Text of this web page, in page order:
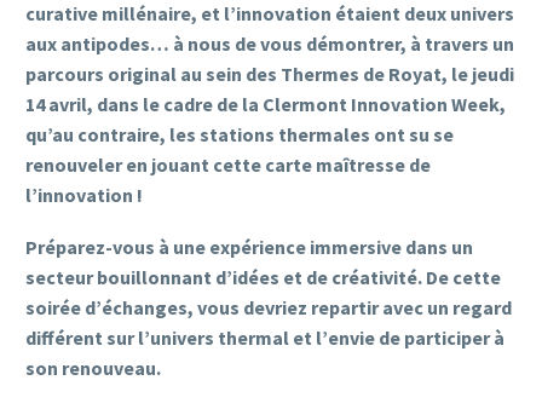
curative millénaire, et l’innovation étaient deux univers
aux antipodes… à nous de vous démontrer, à travers un
parcours original au sein des Thermes de Royat, le jeudi
14 avril, dans le cadre de la Clermont Innovation Week,
qu’au contraire, les stations thermales ont su se
renouveler en jouant cette carte maîtresse de
l’innovation !
Préparez-vous à une expérience immersive dans un
secteur bouillonnant d’idées et de créativité. De cette
soirée d’échanges, vous devriez repartir avec un regard
différent sur l’univers thermal et l’envie de participer à
son renouveau.